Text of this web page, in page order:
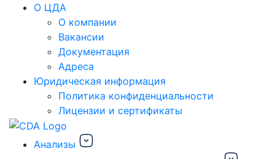
О ЦДА
О компании
Вакансии
Документация
Адреса
Юридическая информация
Политика конфиденциальности
Лицензии и сертификаты
Анализы